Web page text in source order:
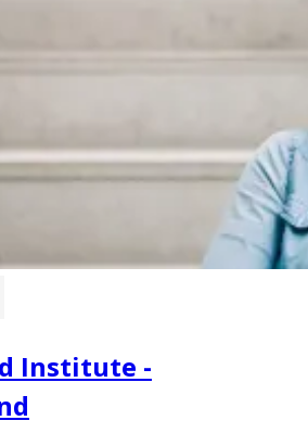
Institute -